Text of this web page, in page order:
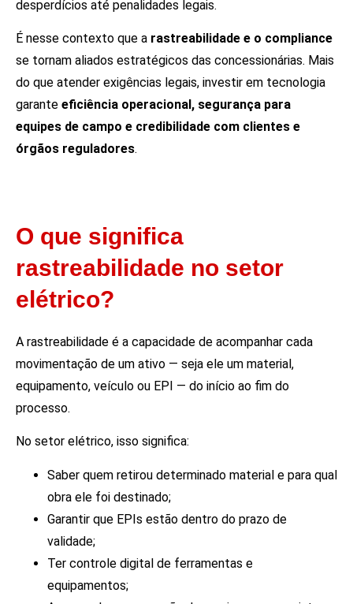
desperdícios até penalidades legais.
É nesse contexto que a rastreabilidade e o compliance
se tornam aliados estratégicos das concessionárias. Mais
do que atender exigências legais, investir em tecnologia
garante eficiência operacional, segurança para
equipes de campo e credibilidade com clientes e
órgãos reguladores.
O que significa
rastreabilidade no setor
elétrico?
A rastreabilidade é a capacidade de acompanhar cada
movimentação de um ativo — seja ele um material,
equipamento, veículo ou EPI — do início ao fim do
processo.
No setor elétrico, isso significa:
Saber quem retirou determinado material e para qual
obra ele foi destinado;
Garantir que EPIs estão dentro do prazo de
validade;
Ter controle digital de ferramentas e
equipamentos;